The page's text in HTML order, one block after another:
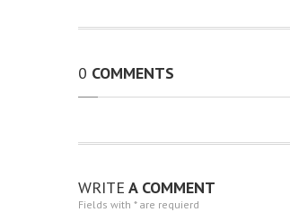
0 COMMENTS
WRITE A COMMENT
Fields with * are requierd